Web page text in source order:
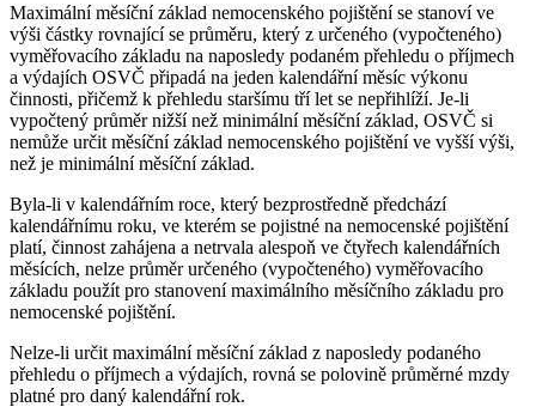
Maximální měsíční základ nemocenského pojištění se stanoví ve
výši částky rovnající se průměru, který z určeného (vypočteného)
vyměřovacího základu na naposledy podaném přehledu o příjmech
a výdajích OSVČ připadá na jeden kalendářní měsíc výkonu
činnosti, přičemž k přehledu staršímu tří let se nepřihlíží. Je-li
vypočtený průměr nižší než minimální měsíční základ, OSVČ si
nemůže určit měsíční základ nemocenského pojištění ve vyšší výši,
než je minimální měsíční základ.
Byla-li v kalendářním roce, který bezprostředně předchází
kalendářnímu roku, ve kterém se pojistné na nemocenské pojištění
platí, činnost zahájena a netrvala alespoň ve čtyřech kalendářních
měsících, nelze průměr určeného (vypočteného) vyměřovacího
základu použít pro stanovení maximálního měsíčního základu pro
nemocenské pojištění.
Nelze-li určit maximální měsíční základ z naposledy podaného
přehledu o příjmech a výdajích, rovná se polovině průměrné mzdy
platné pro daný kalendářní rok.